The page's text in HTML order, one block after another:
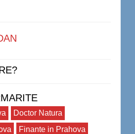
Doctor Natura
Finante in Prahova